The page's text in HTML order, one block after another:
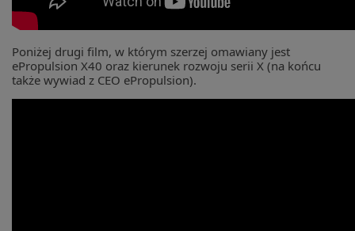
Poniżej drugi film, w którym szerzej omawiany jest
ePropulsion X40 oraz kierunek rozwoju serii X (na końcu
także wywiad z CEO ePropulsion).